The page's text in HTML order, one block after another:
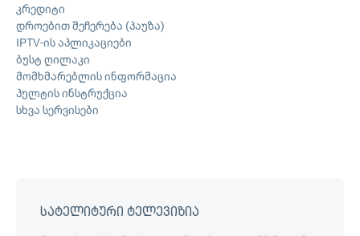
კრედიტი
დროებით შეჩერება (პაუზა)
IPTV-ის აპლიკაციები
ბუსტ ღილაკი
მომხმარებლის ინფორმაცია
პულტის ინსტრუქცია
სხვა სერვისები
სატელიტური ტელევიზია